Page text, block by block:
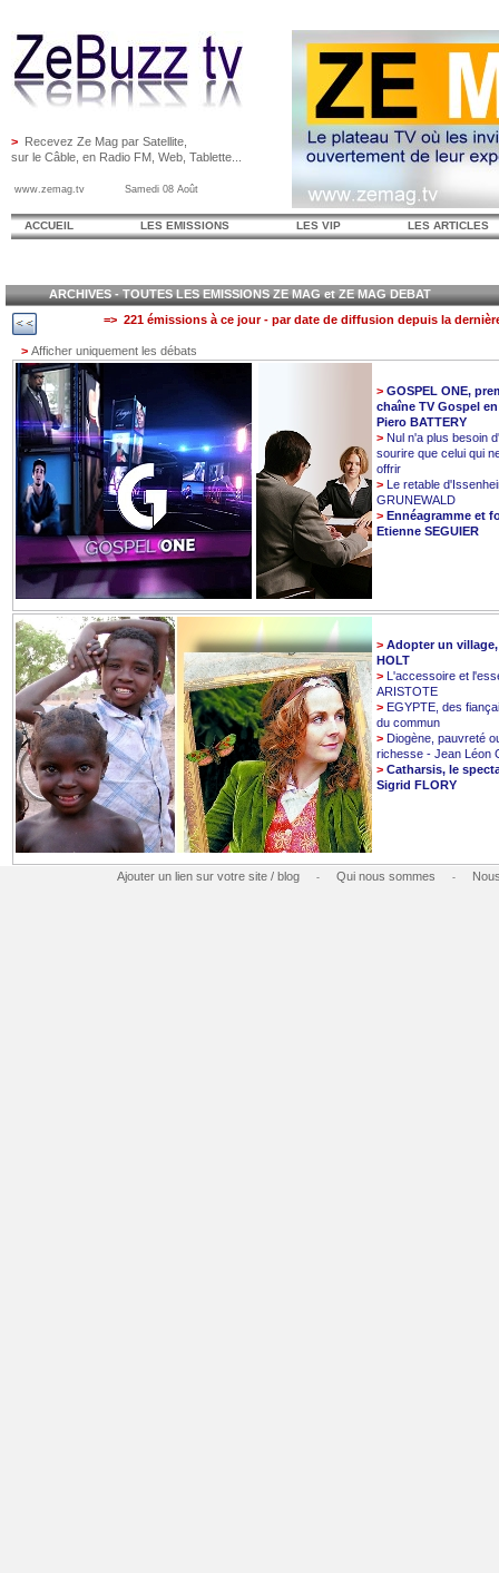
> Recevez Ze Mag par Satellite,
sur le Câble, en Radio FM, Web, Tablette...
www.zemag.tv Samedi 08 Août
ACCUEIL LES EMISSIONS LES VIP LES ARTICLES
ARCHIVES - TOUTES LES EMISSIONS ZE MAG et ZE MAG DEBAT
=> 221 émissions à ce jour - par date de diffusion depuis la
> Afficher uniquement les débats
> GOSPEL ONE,
chaîne TV Gospel
Piero BATTERY
> Nul n'a plus besoin
sourire que celui qui
offrir
> Le retable
GRUNEWALD
> Ennéagramme et
Etienne SEGUIER
> Adopter un
HOLT
> L'accessoire et
ARISTOTE
> EGYPTE, des
du commun
> Diogène, pauvreté
richesse - Jean Léon
> Catharsis, le
Sigrid FLORY
Ajouter un lien sur votre site / blog - Qui nous sommes -